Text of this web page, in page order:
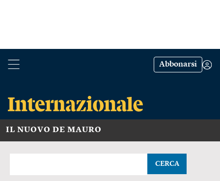
Abbonarsi
IL NUOVO DE MAURO
CERCA